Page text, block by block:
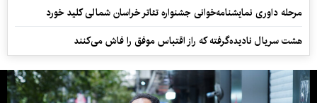
مرحله داوری نمایشنامه‌خوانی جشنواره تئاتر خراسان شمالی کلید خورد
هشت سریال نادیده‌گرفته که راز اقتباس موفق را فاش می‌کنند